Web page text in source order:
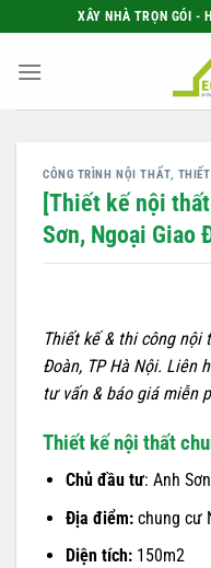
qua
nội
XÂY NHÀ TRỌN GÓI -
CÔNG TRÌNH NỘI THẤT,
[Thiết kế nội
Sơn, Ngoại Giao
Thiết kế & thi công nội
Đoàn, TP Hà Nội. Liên
tư vấn & báo giá miễn
Thiết kế nội thất
Chủ đầu tư: Anh Sơn
Địa điểm:chung cư
Diện tích:150m2